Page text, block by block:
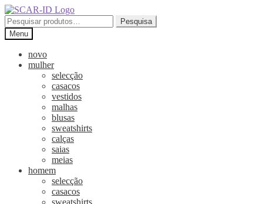
Ir
para
a
navegação
Saltar
para
o
conteúdo
Pesquisar
por:
Pesquisa
Menu
novo
mulher
selecção
casacos
vestidos
malhas
blusas
sweatshirts
calças
saias
meias
homem
selecção
casacos
sweatshirts